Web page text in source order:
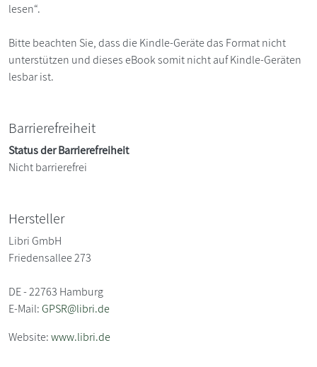
lesen“.
Bitte beachten Sie, dass die Kindle-Geräte das Format nicht
unterstützen und dieses eBook somit nicht auf Kindle-Geräten
lesbar ist.
Barrierefreiheit
Status der Barrierefreiheit
Nicht barrierefrei
Hersteller
Libri GmbH
Friedensallee 273
DE - 22763 Hamburg
E-Mail:GPSR@libri.de
Website:www.libri.de